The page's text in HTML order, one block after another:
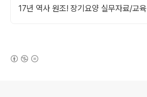
17년 역사 원조! 장기요양 실무자료/교육